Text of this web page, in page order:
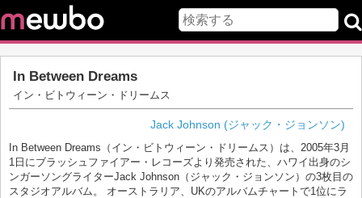
In Between Dreams
イン・ビトウィーン・ドリームス
Jack Johnson (ジャック・ジョンソン)
In Between Dreams（イン・ビトウィーン・ドリームス）は、2005年3月
1日にブラッシュファイアー・レコーズより発売された、ハワイ出身のシ
ンガーソングライターJack Johnson（ジャック・ジョンソン）の3枚目の
スタジオアルバム。 オーストラリア、UKのアルバムチャートで1位にラ